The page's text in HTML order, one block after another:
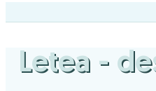
Letea -